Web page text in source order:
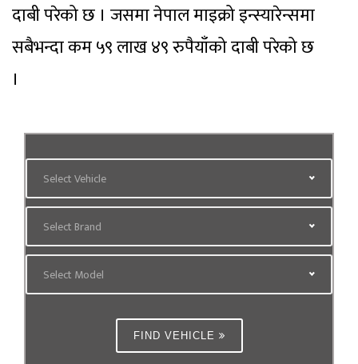
दाबी परेको छ । जसमा नेपाल माइक्रो इन्स्यारेन्समा
सबैभन्दा कम ५९ लाख ४९ रुपैयाँको दाबी परेको छ
।
Select Vehicle
Select Brand
Select Model
FIND VEHICLE